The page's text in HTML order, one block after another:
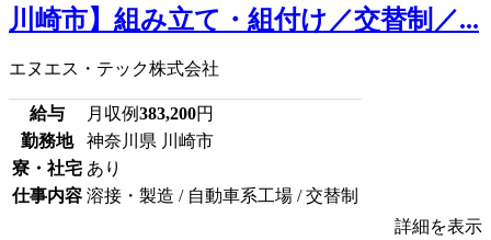
川崎市】組み立て・組付け／交替制／...
エヌエス・テック株式会社
給与 月収例383,200円
勤務地
神奈川県 川崎市
寮・社宅 あり
仕事内容 溶接・製造 / 自動車系工場 / 交替制
詳細を表示